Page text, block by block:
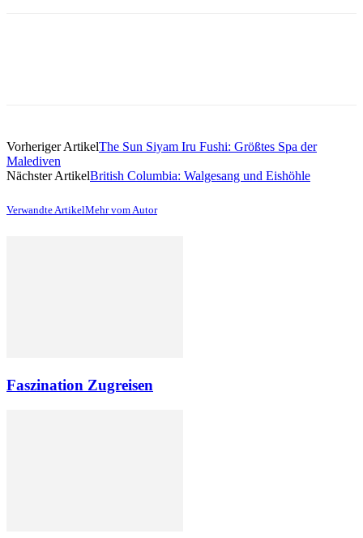
Vorheriger ArtikelThe Sun Siyam Iru Fushi: Größtes Spa der
Malediven
Nächster ArtikelBritish Columbia: Walgesang und Eishöhle
Verwandte ArtikelMehr vom Autor
Faszination Zugreisen